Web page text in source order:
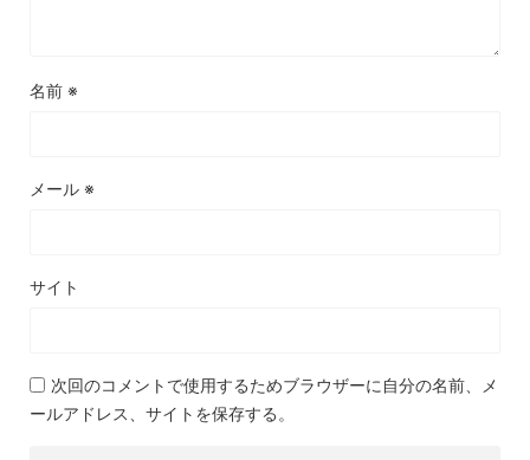
名前 ※
メール ※
サイト
次回のコメントで使用するためブラウザーに自分の名前、メ
ールアドレス、サイトを保存する。